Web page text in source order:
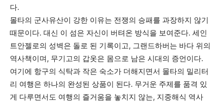
다.
몰타의 군사유산이 강한 이유는 전쟁의 승패를 과장하지 않기
때문이다. 대신 이 섬은 자신이 버텨온 방식을 보여준다. 세인
트안젤로의 성벽은 돌로 된 기록이고, 그랜드하버는 바다 위의
역사책이며, 무기고의 갑옷은 몸으로 남은 시대의 증언이다.
여기에 항구의 식탁과 작은 숙소가 더해지면서 몰타의 밀리터
리 여행은 하나의 완성된 상품이 된다. 무거운 주제를 품격 있
게 다루면서도 여행의 즐거움을 놓치지 않는, 지중해식 역사